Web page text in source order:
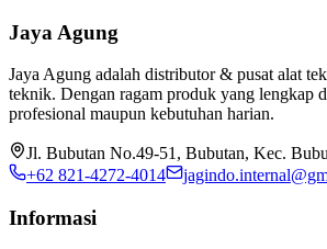
Jaya Agung
Jaya Agung adalah distributor & pusat alat
teknik. Dengan ragam produk yang lengkap
profesional maupun kebutuhan harian.
Jl. Bubutan No.49-51, Bubutan, Kec.
+62 821-4272-4014
Informasi